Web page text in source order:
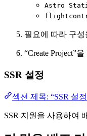
Astro
필요에 따라 구
“Create Project”
SSR 설정
섹션 제목: “SSR 설
SSR 지원을 사용하여